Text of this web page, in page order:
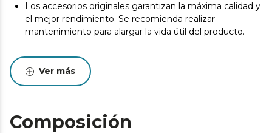
Los accesorios originales garantizan la máxima calidad y
el mejor rendimiento. Se recomienda realizar
mantenimiento para alargar la vida útil del producto.
Ver más
Composición